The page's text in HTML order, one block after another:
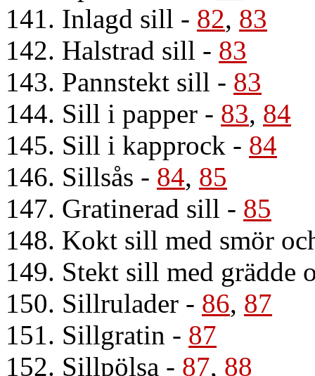
141. Inlagd sill - 82, 83
142. Halstrad sill - 83
143. Pannstekt sill - 83
144. Sill i papper - 83, 84
145. Sill i kapprock - 84
146. Sillsås - 84, 85
147. Gratinerad sill - 85
148. Kokt sill med smör
149. Stekt sill med grädde
150. Sillrulader - 86, 87
151. Sillgratin - 87
152. Sillpölsa - 87, 88